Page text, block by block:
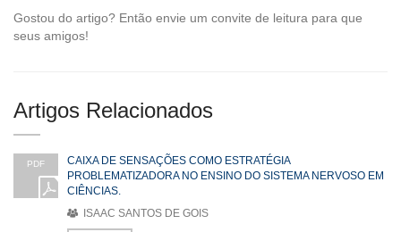
Gostou do artigo? Então envie um convite de leitura para que
seus amigos!
Artigos Relacionados
PDF
CAIXA DE SENSAÇÕES COMO ESTRATÉGIA
PROBLEMATIZADORA NO ENSINO DO SISTEMA NERVOSO EM
CIÊNCIAS.
ISAAC SANTOS DE GOIS